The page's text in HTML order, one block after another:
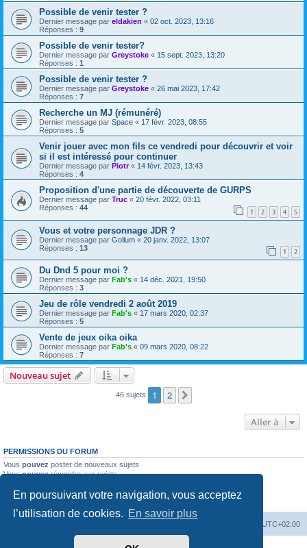
En poursuivant votre navigation, vous acceptez
l’utilisation de cookies. En savoir plus
Possible de venir tester ?
Dernier message par eldakien « 02 oct. 2023, 13:16
Réponses : 9
Possible de venir tester?
Dernier message par Greystoke « 15 sept. 2023, 13:20
Réponses : 1
Possible de venir tester ?
Dernier message par Greystoke « 26 mai 2023, 17:42
Réponses : 7
Recherche un MJ (rémunéré)
Dernier message par Space « 17 févr. 2023, 08:55
Réponses : 5
Venir jouer avec mon fils ce vendredi pour découvrir et voir
si il est intéressé pour continuer
Dernier message par Piotr« 14 févr. 2023, 13:43
Réponses : 4
Proposition d'une partie de découverte de GURPS
Dernier message par Truc « 20 févr. 2022, 03:11
Réponses : 44 1 2 3 4 5
Vous et votre personnage JDR ?
Dernier message par Gollum « 20 janv. 2022, 13:07
Réponses : 13 1 2
Du Dnd 5 pour moi ?
Dernier message par Fab's « 14 déc. 2021, 19:50
Réponses : 3
Jeu de rôle vendredi 2 août 2019
Dernier message par Fab's « 17 mars 2020, 02:37
Réponses : 5
Vente de jeux oika oika
Dernier message par Fab's « 09 mars 2020, 08:22
Réponses : 7
Nouveau sujet
46 sujets 1 2
Aller à
PERMISSIONS DU FORUM
Vous pouvez poster de nouveaux sujets
Vouspouvezrépondre aux sujets
Vousne pouvez passupprimer vos messages
ne pouvez pas joindre des fichiers
UTC+02:00